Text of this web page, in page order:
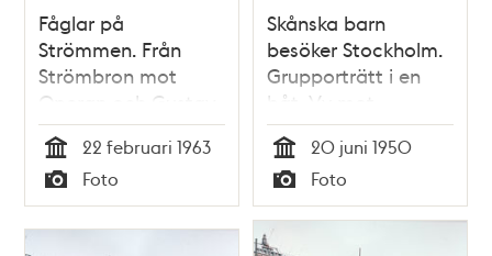
Fåglar på
Strömmen. Från
Strömbron mot
Operan och Gustav
Adolfs Torg
Tid
22 februari 1963
Typ
Foto
Skånska barn
besöker Stockholm.
Grupporträtt i en
båt. Vy mot
Norstedts
förlag/Riddarholmen
Tid
20 juni 1950
Typ
Foto